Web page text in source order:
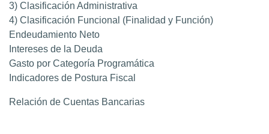
3) Clasificación Administrativa
4) Clasificación Funcional (Finalidad y Función)
Endeudamiento Neto
Intereses de la Deuda
Gasto por Categoría Programática
Indicadores de Postura Fiscal
Relación de Cuentas Bancarias